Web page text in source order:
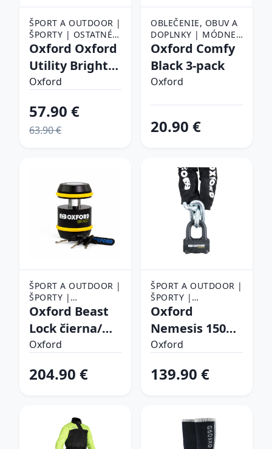
ŠPORT A OUTDOOR |
ŠPORTY | OSTATNÉ
ŠPORTY | BEH |
KLIPY
Oxford Oxford
Utility Bright
Top žltá fluo/
čierna - 5XL
Oxford
57.90 €
63.90 €
OBLEČENIE, OBUV A
DOPLNKY | MÓDNE
DOPLNKY | ŠATKY,
ŠÁLY A NÁKRČNÍKY |
ŠATKY
Oxford Comfy
Black 3-pack
Oxford
20.90 €
ŠPORT A OUTDOOR |
ŠPORTY |
CYKLISTIKA |
BICYKEL | ZÁMKY NA
BICYKEL
Oxford Beast
Lock čierna/
žltá
Oxford
204.90 €
ŠPORT A OUTDOOR |
ŠPORTY |
CYKLISTIKA |
BICYKEL | ZÁMKY NA
BICYKEL
Oxford
Nemesis 150
cm
Oxford
139.90 €